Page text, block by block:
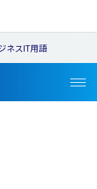
ネスIT用語